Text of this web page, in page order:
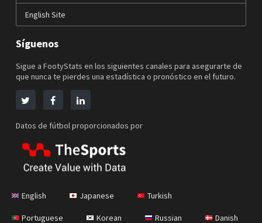
English Site
Síguenos
Sigue a FootyStats en los siguientes canales para asegurarte de
que nunca te pierdes una estadística o pronóstico en el futuro.
Datos de fútbol proporcionados por
English Japanese Turkish
Portuguese Korean Russian Danish